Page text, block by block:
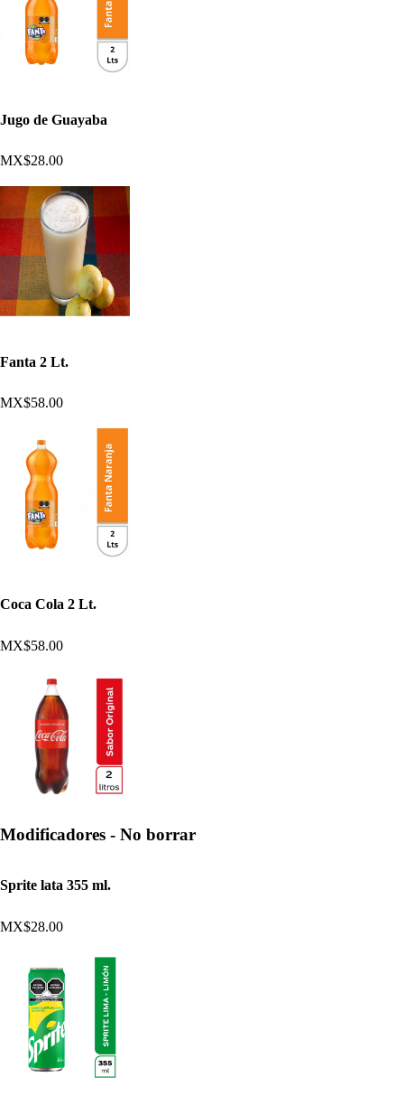
Jugo de Guayaba
MX$28.00
Fanta 2 Lt.
MX$58.00
Coca Cola 2 Lt.
MX$58.00
Modificadores - No borrar
Sprite lata 355 ml.
MX$28.00